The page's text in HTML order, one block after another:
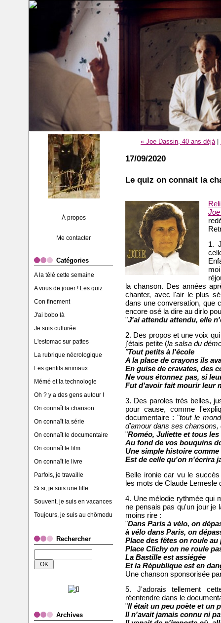
À propos
Me contacter
Catégories
A la télé cette semaine
A vous de jouer ! Les quiz
Con finement
J'ai bobo là
Je suis culturée
L'estomac sur pattes
La rubrique nécrologique
Les gentils animaux
Mémé et la technologie
Oh ? y a des gens autour !
On connaît la chanson
On connaît la série
On connaît le documentaire
On connaît le film
On connaît le livre
Parfois, je travaille
Si si, je suis une fille
Souvent, je suis en vacances
Toujours, je suis au chômedu
Rechercher
Archives
« Joe Dassin, 40 ans déjà|
17/09/2020
Le quiz on connait la
1.
la chanson. Des années
chanter, avec l'air le plus
dans une conversation, que
encore osé la dire au dirlo
"J'ai attendu attendu, elle
2. Des propos et une voix
j'étais petite (la salsa du
"Tout petits à l'école
A la place de crayons ils
En guise de cravates, des
Ne vous étonnez pas, si
Fut d'avoir fait mourir leur
3. Des paroles très belles,
pour cause, comme
documentaire : "tout le
d'amour dans ses
"Roméo, Juliette et tous les
Au fond de vos bouquins
Une simple histoire comme
Est de celle qu'on n'écrira
Belle ironie car vu le
les mots de Claude Lemesle
4. Une mélodie rythmée qui
ne pensais pas qu'un jour je
moins rire :
"Dans Paris à vélo, on
à vélo dans Paris, on
Place des fêtes on roule au
Place Clichy on ne roule
La Bastille est assiégée
Et la République est en
Une chanson sponsorisée
5. J'adorais tellement
réentendre dans le
"Il était un peu poète et un
Il n'avait jamais connu ni